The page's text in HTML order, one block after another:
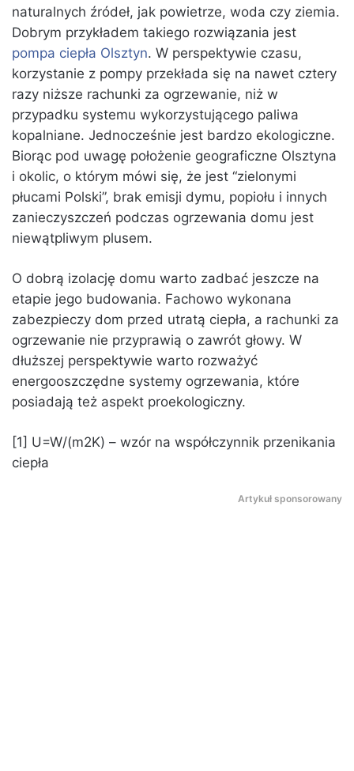
naturalnych źródeł, jak powietrze, woda czy ziemia.
Dobrym przykładem takiego rozwiązania jest
pompa ciepła Olsztyn. W perspektywie czasu,
korzystanie z pompy przekłada się na nawet cztery
razy niższe rachunki za ogrzewanie, niż w
przypadku systemu wykorzystującego paliwa
kopalniane. Jednocześnie jest bardzo ekologiczne.
Biorąc pod uwagę położenie geograficzne Olsztyna
i okolic, o którym mówi się, że jest “zielonymi
płucami Polski”, brak emisji dymu, popiołu i innych
zanieczyszczeń podczas ogrzewania domu jest
niewątpliwym plusem.
O dobrą izolację domu warto zadbać jeszcze na
etapie jego budowania. Fachowo wykonana
zabezpieczy dom przed utratą ciepła, a rachunki za
ogrzewanie nie przyprawią o zawrót głowy. W
dłuższej perspektywie warto rozważyć
energooszczędne systemy ogrzewania, które
posiadają też aspekt proekologiczny.
[1] U=W/(m2K) – wzór na współczynnik przenikania
ciepła
Artykuł sponsorowany